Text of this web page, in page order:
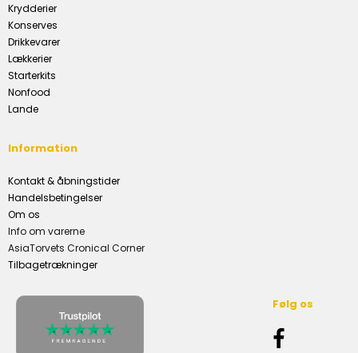
Krydderier
Konserves
Drikkevarer
Lækkerier
Starterkits
Nonfood
Lande
Information
Kontakt & åbningstider
Handelsbetingelser
Om os
Info om varerne
AsiaTorvets Cronical Corner
Tilbagetrækninger
Følg os